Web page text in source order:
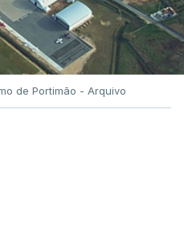
de Portimão - Arquivo